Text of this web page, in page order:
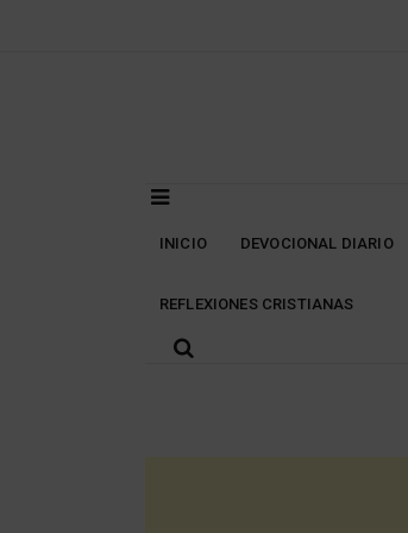
INICIO DEVOCIONAL DIARIO
REFLEXIONES CRISTIANAS